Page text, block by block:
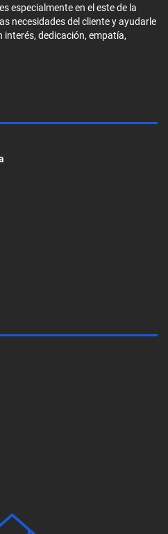
especialmente en el este de la
necesidades del cliente y ayudarle
dedicación, empatía,